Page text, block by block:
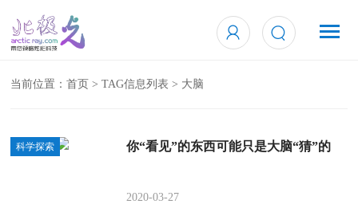
当前位置：首页 > TAG信息列表 > 大脑
科学探索 你“看见”的东西可能只是大脑“猜”的
2020-03-27